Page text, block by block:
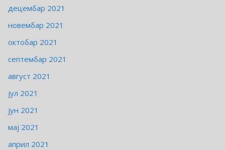
децембар 2021
новембар 2021
октобар 2021
септембар 2021
август 2021
јул 2021
јун 2021
мај 2021
април 2021